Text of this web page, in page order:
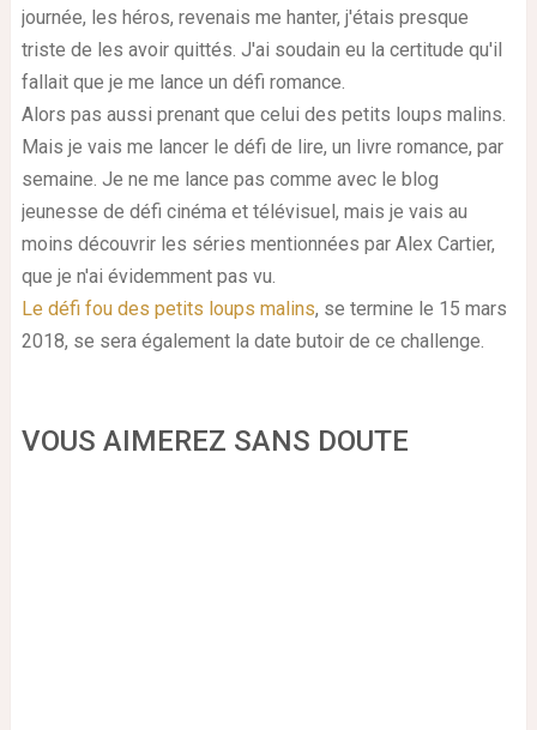
journée, les héros, revenais me hanter, j'étais presque
triste de les avoir quittés. J'ai soudain eu la certitude qu'il
fallait que je me lance un défi romance.
Alors pas aussi prenant que celui des petits loups malins.
Mais je vais me lancer le défi de lire, un livre romance, par
semaine. Je ne me lance pas comme avec le blog
jeunesse de défi cinéma et télévisuel, mais je vais au
moins découvrir les séries mentionnées par Alex Cartier,
que je n'ai évidemment pas vu.
Le défi fou des petits loups malins, se termine le 15 mars
2018, se sera également la date butoir de ce challenge.
VOUS AIMEREZ SANS DOUTE